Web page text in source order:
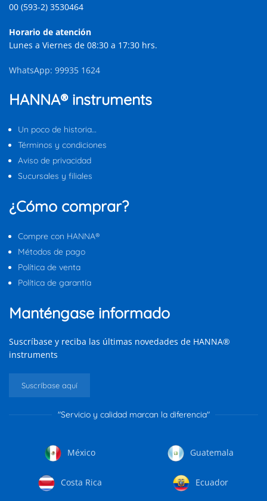
00 (593-2) 3530464
Horario de atención
Lunes a Viernes de 08:30 a 17:30 hrs.
WhatsApp: 99935 1624
HANNA® instruments
Un poco de historia…
Términos y condiciones
Aviso de privacidad
Sucursales y filiales
¿Cómo comprar?
Compre con HANNA®
Métodos de pago
Política de venta
Política de garantía
Manténgase informado
Suscríbase y reciba las últimas novedades de HANNA®
instruments
Suscríbase aquí
"Servicio y calidad marcan la diferencia"
México Guatemala
Costa Rica Ecuador